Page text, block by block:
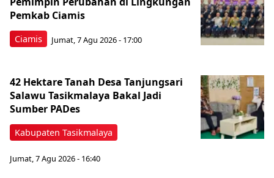
Ciamis
Pemkab Ciamis
Jumat, 7 Agu 2026 - 17:00
Kabupaten Tasikmalaya
42 Hektare Tanah Desa Tanjungsari
Salawu Tasikmalaya Bakal Jadi
Sumber PADes
Jumat, 7 Agu 2026 - 16:40